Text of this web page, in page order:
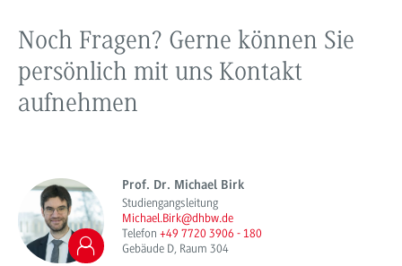
Noch Fragen? Gerne können Sie
persönlich mit uns Kontakt
aufnehmen
Prof. Dr. Michael Birk
Studiengangsleitung
Michael.Birk@dhbw.de
Telefon +49 7720 3906 - 180
Gebäude D, Raum 304